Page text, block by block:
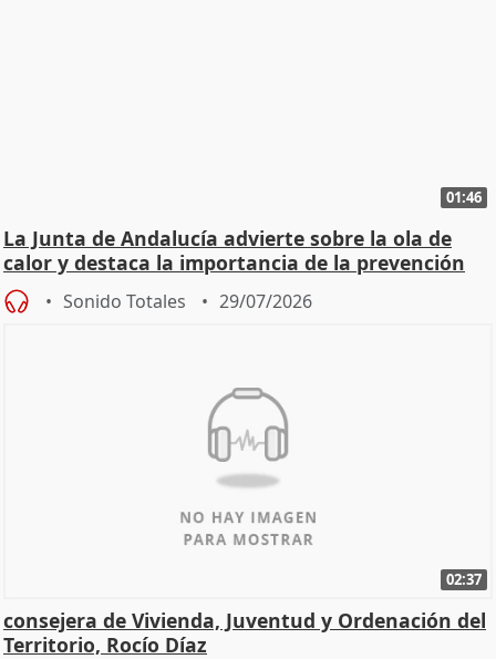
01:46
La Junta de Andalucía advierte sobre la ola de
calor y destaca la importancia de la prevención
Sonido Totales 29/07/2026
02:37
consejera de Vivienda, Juventud y Ordenación del
Territorio, Rocío Díaz